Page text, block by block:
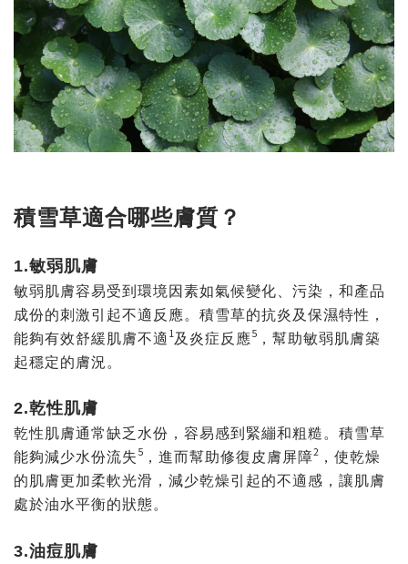
積雪草適合哪些膚質？
1.敏弱肌膚
敏弱肌膚容易受到環境因素如氣候變化、污染，和產品
成份的刺激引起不適反應。積雪草的抗炎及保濕特性，
能夠有效舒緩肌膚不適 1及炎症反應5 ，幫助敏弱肌膚築
起穩定的膚況。
2.乾性肌膚
乾性肌膚通常缺乏水份 ，容易感到緊繃和粗糙。積雪草
能夠減少水份流失 5 ，進而幫助修復皮膚屏障2 ，使乾燥
的肌膚更加柔軟光滑，減少乾燥引起的不適感，讓肌膚
處於油水平衡的狀態。
3.油痘肌膚